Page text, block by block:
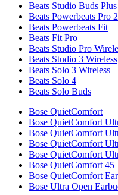
Beats Studio Buds Plus
Beats Powerbeats Pro 2
Beats Powerbeats Fit
Beats Fit Pro
Beats Studio Pro
Beats Studio 3 Wireless
Beats Solo 3 Wireless
Beats Solo 4
Beats Solo Buds
Bose QuietComfort
Bose QuietComfort
Bose QuietComfort
Bose QuietComfort
Bose QuietComfort
Bose QuietComfort 45
Bose QuietComfort
Bose Ultra Open